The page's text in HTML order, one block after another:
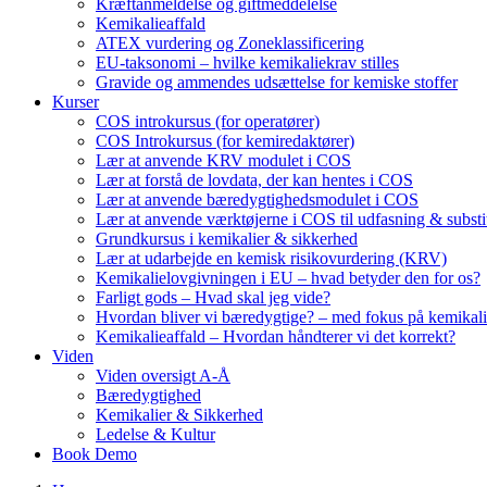
Kræftanmeldelse og giftmeddelelse
Kemikalieaffald
ATEX vurdering og Zoneklassificering
EU-taksonomi – hvilke kemikaliekrav stilles
Gravide og ammendes udsættelse for kemiske stoffer
Kurser
COS introkursus (for operatører)
COS Introkursus (for kemiredaktører)
Lær at anvende KRV modulet i COS
Lær at forstå de lovdata, der kan hentes i COS
Lær at anvende bæredygtighedsmodulet i COS
Lær at anvende værktøjerne i COS til udfasning &
Grundkursus i kemikalier & sikkerhed
Lær at udarbejde en kemisk risikovurdering (KRV)
Kemikalielovgivningen i EU – hvad betyder den for os?
Farligt gods – Hvad skal jeg vide?
Hvordan bliver vi bæredygtige? – med fokus på
Kemikalieaffald – Hvordan håndterer vi det korrekt?
Viden
Viden oversigt A-Å
Bæredygtighed
Kemikalier & Sikkerhed
Ledelse & Kultur
Book Demo